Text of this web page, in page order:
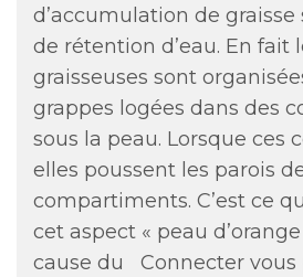
d’accumulation de
de rétention d’eau. En fait
graisseuses sont
grappes logées dans des
sous la peau. Lorsque ces
elles poussent les parois
compartiments. C’est ce
cet aspect « peau
cause du
Connecter